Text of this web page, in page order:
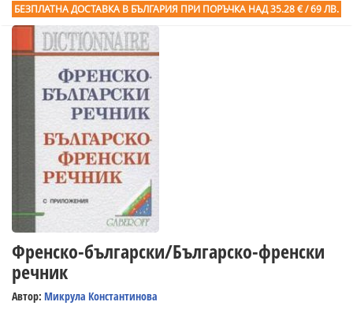
БЕЗПЛАТНА ДОСТАВКА В БЪЛГАРИЯ ПРИ ПОРЪЧКА НАД 35.28 € / 69 ЛВ.
Френско-български/Българско-френски
речник
Автор: Микрула Константинова